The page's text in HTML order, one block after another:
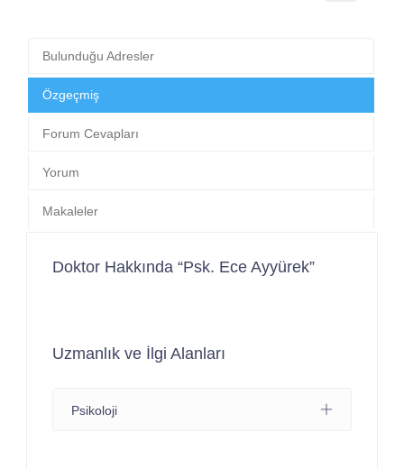
Bulunduğu Adresler
Özgeçmiş
Forum Cevapları
Yorum
Makaleler
Doktor Hakkında “Psk. Ece Ayyürek”
Uzmanlık ve İlgi Alanları
Psikoloji